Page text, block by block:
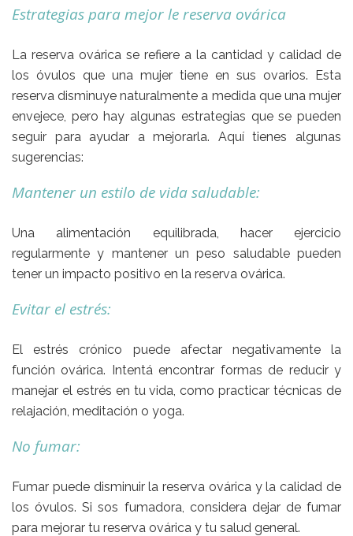
Estrategias para mejor le reserva ovárica
La reserva ovárica se refiere a la cantidad y calidad de
los óvulos que una mujer tiene en sus ovarios. Esta
reserva disminuye naturalmente a medida que una mujer
envejece, pero hay algunas estrategias que se pueden
seguir para ayudar a mejorarla. Aquí tienes algunas
sugerencias:
Mantener un estilo de vida saludable:
Una alimentación equilibrada, hacer ejercicio
regularmente y mantener un peso saludable pueden
tener un impacto positivo en la reserva ovárica.
Evitar el estrés:
El estrés crónico puede afectar negativamente la
función ovárica. Intentá encontrar formas de reducir y
manejar el estrés en tu vida, como practicar técnicas de
relajación, meditación o yoga.
No fumar:
Fumar puede disminuir la reserva ovárica y la calidad de
los óvulos. Si sos fumadora, considera dejar de fumar
para mejorar tu reserva ovárica y tu salud general.